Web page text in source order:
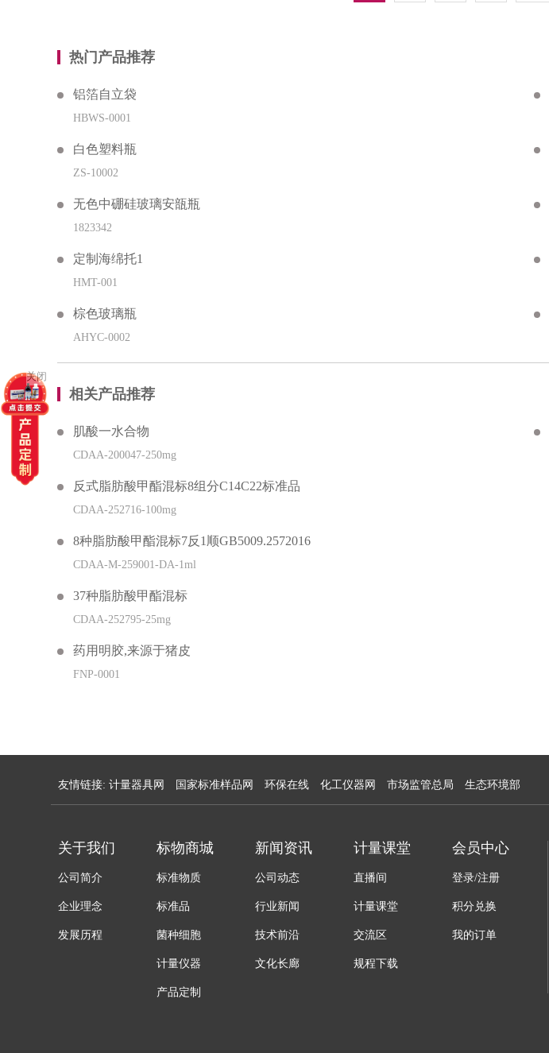
热门产品推荐
铝箔自立袋
HBWS-0001
白色塑料瓶
ZS-10002
无色中硼硅玻璃安瓿瓶
1823342
定制海绵托1
HMT-001
棕色玻璃瓶
AHYC-0002
相关产品推荐
肌酸一水合物
CDAA-200047-250mg
反式脂肪酸甲酯混标8组分C14C22标准品
CDAA-252716-100mg
8种脂肪酸甲酯混标7反1顺GB5009.2572016
CDAA-M-259001-DA-1ml
37种脂肪酸甲酯混标
CDAA-252795-25mg
药用明胶,来源于猪皮
FNP-0001
友情链接: 计量器具网 国家标准样品网 环保在线 化工仪器网 市场监管总局 生态环境部
关于我们
公司简介
企业理念
发展历程
标物商城
标准物质
标准品
菌种细胞
计量仪器
产品定制
新闻资讯
公司动态
行业新闻
技术前沿
文化长廊
计量课堂
直播间
计量课堂
交流区
规程下载
会员中心
登录/注册
积分兑换
我的订单
关闭